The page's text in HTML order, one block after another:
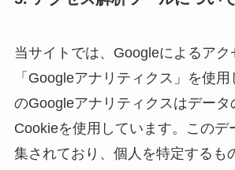
当サイトでは、Googleによるア
「Googleアナリティクス」を使
のGoogleアナリティクスはデータ
Cookieを使用しています。このデ
集されており、個人を特定するも